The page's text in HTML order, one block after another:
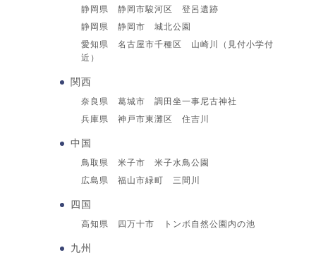
静岡県 静岡市駿河区 登呂遺跡
静岡県 静岡市 城北公園
愛知県 名古屋市千種区 山崎川（見付小学付
近）
関西
奈良県 葛城市 調田坐一事尼古神社
兵庫県 神戸市東灘区 住吉川
中国
鳥取県 米子市 米子水鳥公園
広島県 福山市緑町 三間川
四国
高知県 四万十市 トンボ自然公園内の池
九州